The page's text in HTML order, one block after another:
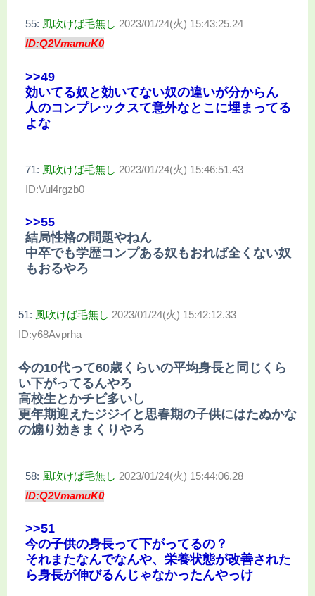
55: 風吹けば毛無し 2023/01/24(火) 15:43:25.24
ID:Q2VmamuK0
>>49
効いてる奴と効いてない奴の違いが分からん
人のコンプレックスて意外なとこに埋まってる
よな
71: 風吹けば毛無し 2023/01/24(火) 15:46:51.43
ID:Vul4rgzb0
>>55
結局性格の問題やねん
中卒でも学歴コンプある奴もおれば全くない奴
もおるやろ
51: 風吹けば毛無し 2023/01/24(火) 15:42:12.33
ID:y68Avprha
今の10代って60歳くらいの平均身長と同じくら
い下がってるんやろ
高校生とかチビ多いし
更年期迎えたジジイと思春期の子供にはたぬかな
の煽り効きまくりやろ
58: 風吹けば毛無し 2023/01/24(火) 15:44:06.28
ID:Q2VmamuK0
>>51
今の子供の身長って下がってるの？
それまたなんでなんや、栄養状態が改善された
ら身長が伸びるんじゃなかったんやっけ